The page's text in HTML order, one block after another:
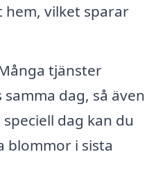
vilket sparar
tjänster
dag, så även
dag kan du
blommor i sista